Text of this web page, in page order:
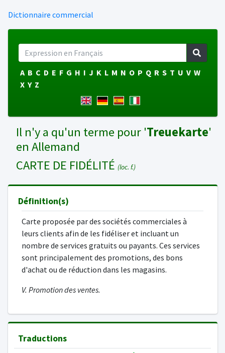
Dictionnaire commercial
A B C D E F G H I J K L M N O P Q R S T U V W
X Y Z
Il n'y a qu'un terme pour 'Treuekarte'
en Allemand
CARTE DE FIDÉLITÉ (loc. f.)
Définition(s)
Carte proposée par des sociétés commerciales à
leurs clients afin de les fidéliser et incluant un
nombre de services gratuits ou payants. Ces services
sont principalement des promotions, des bons
d'achat ou de réduction dans les magasins.
V. Promotion des ventes.
Traductions